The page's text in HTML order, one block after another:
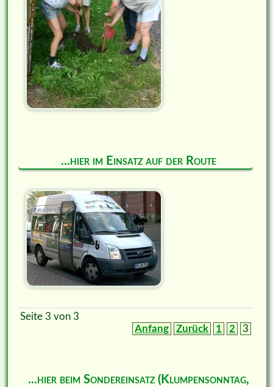
...hier im Einsatz auf der Route
Seite 3 von 3
Anfang
Zurück 1 2 3
...hier beim Sondereinsatz (Klumpensonntag,